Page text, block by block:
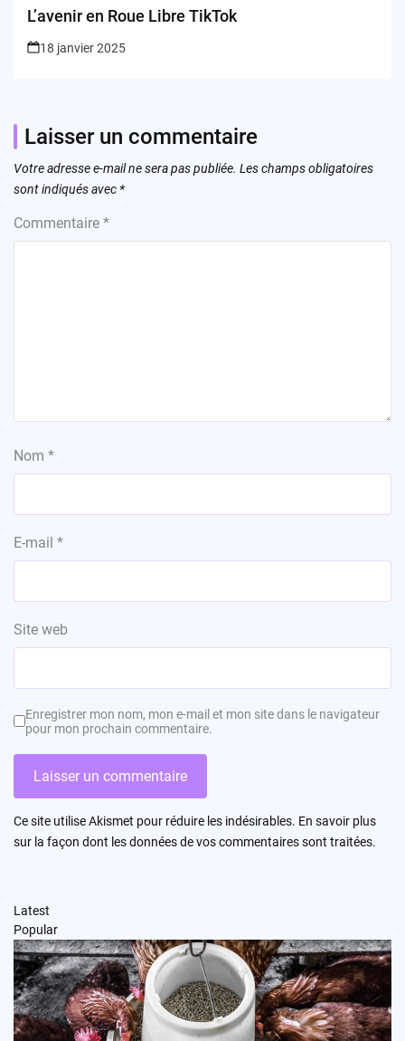
L’avenir en Roue Libre TikTok
18 janvier 2025
Laisser un commentaire
Votre adresse e-mail ne sera pas publiée. Les champs obligatoires
sont indiqués avec *
Commentaire *
Nom *
E-mail *
Site web
Enregistrer mon nom, mon e-mail et mon site dans le navigateur
pour mon prochain commentaire.
Ce site utilise Akismet pour réduire les indésirables. En savoir plus
sur la façon dont les données de vos commentaires sont traitées.
Latest
Popular